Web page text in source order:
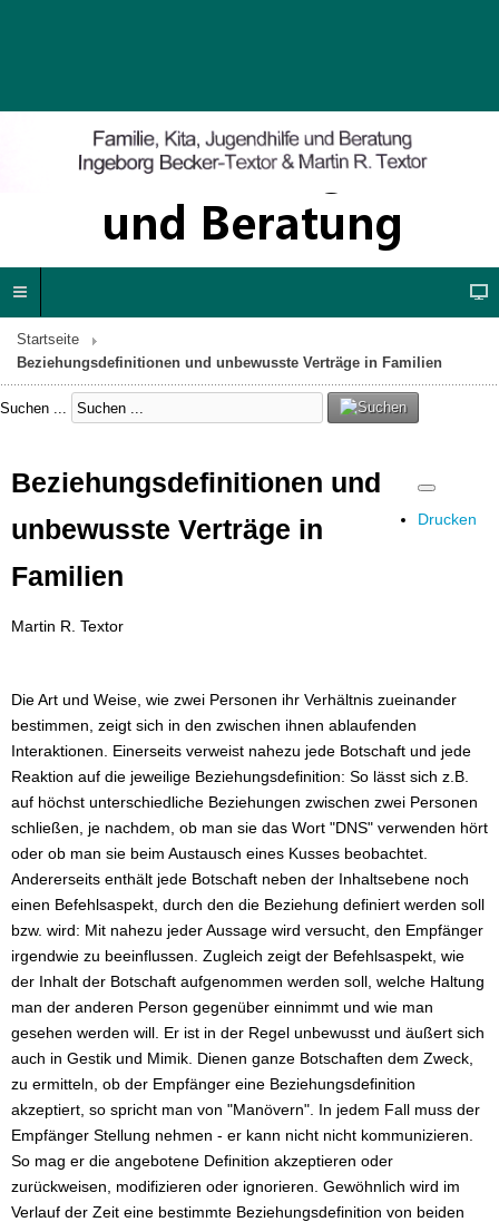
Startseite
Beziehungsdefinitionen und unbewusste Verträge in Familien
Suchen ...
Drucken
Beziehungsdefinitionen und
unbewusste Verträge in
Familien
Martin R. Textor
Die Art und Weise, wie zwei Personen ihr Verhältnis zueinander
bestimmen, zeigt sich in den zwischen ihnen ablaufenden
Interaktionen. Einerseits verweist nahezu jede Botschaft und jede
Reaktion auf die jeweilige Beziehungsdefinition: So lässt sich z.B.
auf höchst unterschiedliche Beziehungen zwischen zwei Personen
schließen, je nachdem, ob man sie das Wort "DNS" verwenden hört
oder ob man sie beim Austausch eines Kusses beobachtet.
Andererseits enthält jede Botschaft neben der Inhaltsebene noch
einen Befehlsaspekt, durch den die Beziehung definiert werden soll
bzw. wird: Mit nahezu jeder Aussage wird versucht, den Empfänger
irgendwie zu beeinflussen. Zugleich zeigt der Befehlsaspekt, wie
der Inhalt der Botschaft aufgenommen werden soll, welche Haltung
man der anderen Person gegenüber einnimmt und wie man
gesehen werden will. Er ist in der Regel unbewusst und äußert sich
auch in Gestik und Mimik. Dienen ganze Botschaften dem Zweck,
zu ermitteln, ob der Empfänger eine Beziehungsdefinition
akzeptiert, so spricht man von "Manövern". In jedem Fall muss der
Empfänger Stellung nehmen - er kann nicht nicht kommunizieren.
So mag er die angebotene Definition akzeptieren oder
zurückweisen, modifizieren oder ignorieren. Gewöhnlich wird im
Verlauf der Zeit eine bestimmte Beziehungsdefinition von beiden